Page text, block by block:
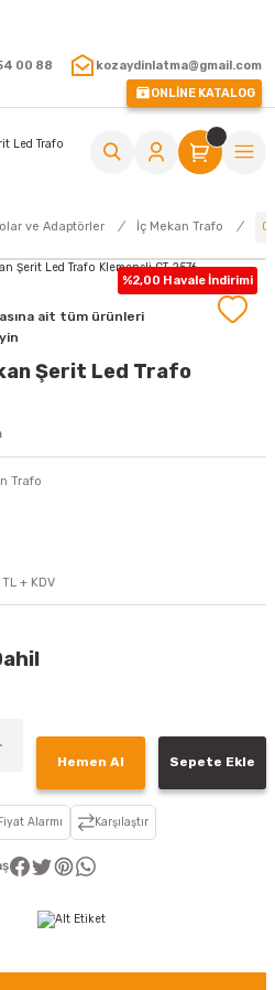
00 88
kozaydinlatma@gmail.com
ONLİNE KATALOG
ve Adaptörler İç Mekan Trafo
%2,00 Havale İndirimi
ait tüm ürünleri
Şerit Led Trafo
Trafo
+ KDV
Hemen Al Sepete Ekle
Alarmı Karşılaştır